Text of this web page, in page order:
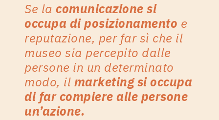
Se la comunicazione si
occupa di posizionamento e
reputazione, per far sì che il
museo sia percepito dalle
persone in un determinato
modo, il marketing si occupa
di far compiere alle persone
un’azione.